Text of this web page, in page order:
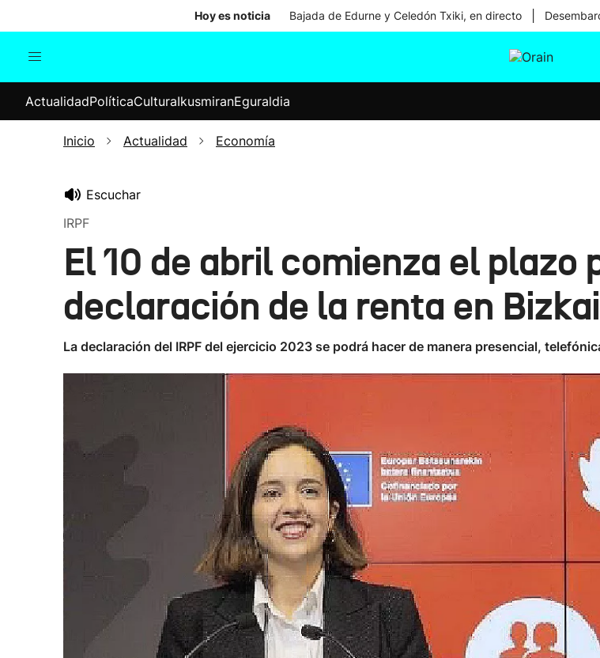
Hoy es noticia Bajada de Edurne y Celedón Txiki, en directo
Internacional
Elecciones
ActualidadPolíticaCulturaIkusmiranEguraldia
Inicio Actualidad Economía
Escuchar
IRPF
El 10 de abril comienza el plazo
declaración de la renta en
La declaración del IRPF del ejercicio 2023 se podrá hacer de manera presencial,